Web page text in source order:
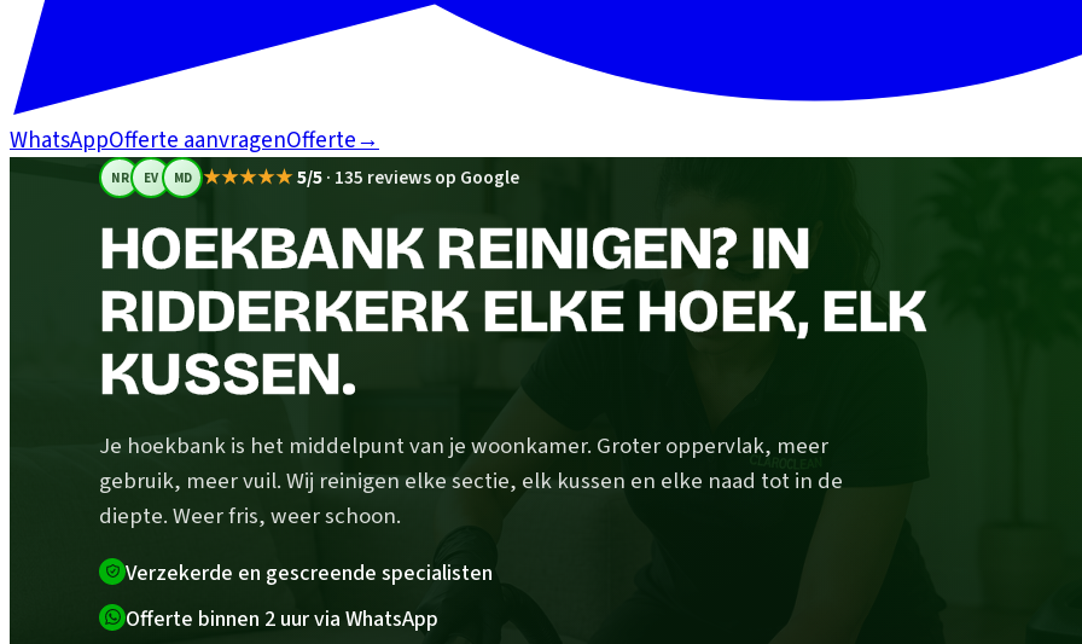
WhatsAppOfferte aanvragenOfferte→
NR EV MD ★★★★★5/5· 135 reviews op Google
HOEKBANK REINIGEN? IN
RIDDERKERK ELKE HOEK, ELK
KUSSEN.
Je hoekbank is het middelpunt van je woonkamer. Groter oppervlak, meer
gebruik, meer vuil. Wij reinigen elke sectie, elk kussen en elke naad tot in de
diepte. Weer fris, weer schoon.
Verzekerde en gescreende specialisten
Offerte binnen 2 uur via WhatsApp